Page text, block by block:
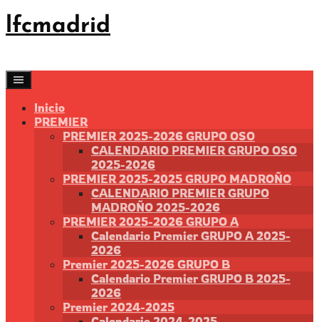
Saltar
al
lfcmadrid
Inicio
PREMIER
PREMIER 2025-2026 GRUPO OSO
CALENDARIO PREMIER GRUPO OSO
2025-2026
PREMIER 2025-2025 GRUPO MADROÑO
CALENDARIO PREMIER GRUPO
MADROÑO 2025-2026
PREMIER 2025-2026 GRUPO A
Calendario Premier GRUPO A 2025-
2026
Premier 2025-2026 GRUPO B
Calendario Premier GRUPO B 2025-
2026
Premier 2024-2025